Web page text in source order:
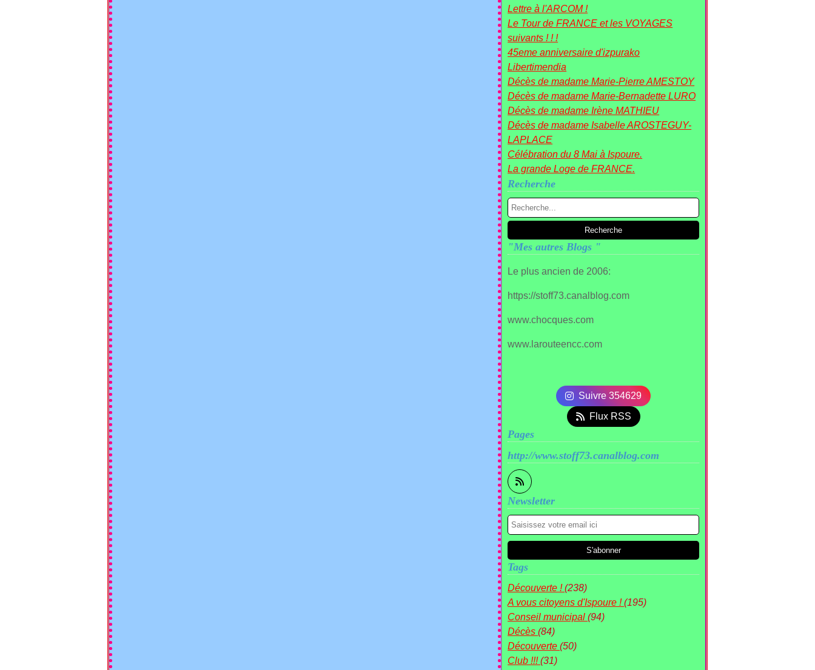
Lettre à l'ARCOM !
Le Tour de FRANCE et les VOYAGES
suivants ! ! !
45eme anniversaire d'izpurako
Libertimendia
Décès de madame Marie-Pierre AMESTOY
Décès de madame Marie-Bernadette LURO
Décès de madame Irène MATHIEU
Décès de madame Isabelle AROSTEGUY-
LAPLACE
Célébration du 8 Mai à Ispoure.
La grande Loge de FRANCE.
Recherche
"Mes autres Blogs "
Le plus ancien de 2006:
https://stoff73.canalblog.com
www.chocques.com
www.larouteencc.com
Suivre 354629
Flux RSS
Pages
http://www.stoff73.canalblog.com
Newsletter
Tags
Découverte !(238)
A vous citoyens d'Ispoure !(195)
Conseil municipal(94)
Décès(84)
Découverte(50)
Club !!!(31)